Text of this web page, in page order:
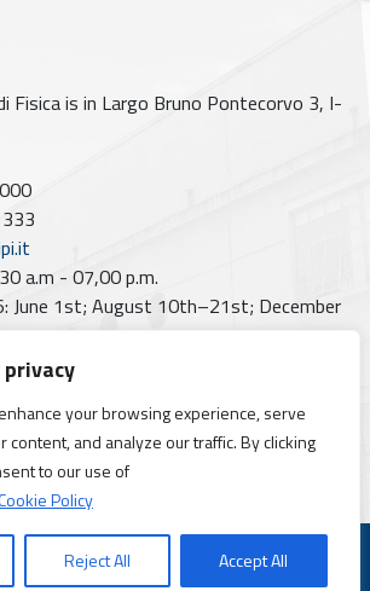
your browsing experience, serve
and analyze our traffic. By clicking
to our use of
Policy
Reject All Accept All
Fisica is in Largo Bruno Pontecorvo 3, I-
a.m - 07,00 p.m.
June 1st; August 10th–21st; December
di-fisica-unipi/posts/?feedView=all
Fisica
di accessibilità - Privacy & cookie policy